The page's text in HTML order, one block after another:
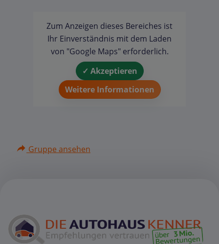
Zum Anzeigen dieses Bereiches ist
Ihr Einverständnis mit dem Laden
von "Google Maps" erforderlich.
✓ Akzeptieren
Weitere Informationen
Gruppe ansehen